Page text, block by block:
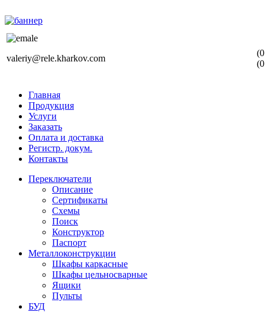
valeriy@rele.kharkov.com
Главная
Продукция
Услуги
Заказать
Оплата и доставка
Регистр. докум.
Контакты
Переключатели
Описание
Сертификаты
Схемы
Поиск
Конструктор
Паспорт
Металлоконструкции
Шкафы каркасные
Шкафы цельносварные
Ящики
Пульты
БУД